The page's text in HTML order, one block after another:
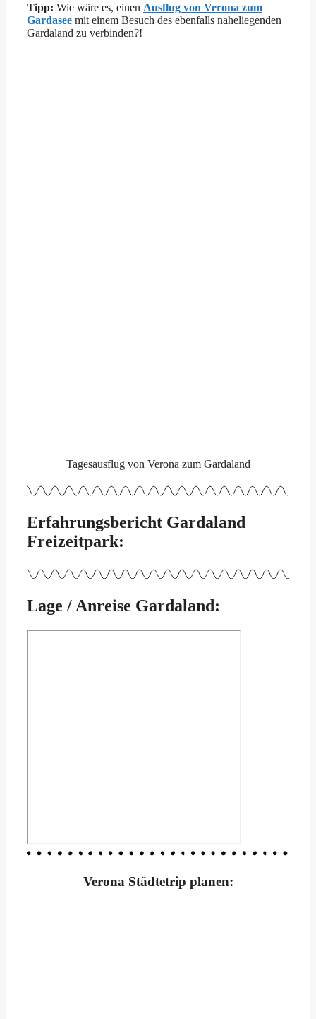
Tipp: Wie wäre es, einen Ausflug von Verona zum
Gardasee mit einem Besuch des ebenfalls naheliegenden
Gardaland zu verbinden?!
Tagesausflug von Verona zum Gardaland
Erfahrungsbericht Gardaland
Freizeitpark:
Lage / Anreise Gardaland:
Verona Städtetrip planen: